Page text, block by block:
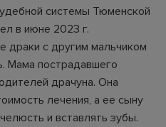
системы Тюменской
в июне 2023 г.
драки с другим мальчиком
Мама пострадавшего
драчуна. Она
лечения, а ее сыну
и вставлять зубы.